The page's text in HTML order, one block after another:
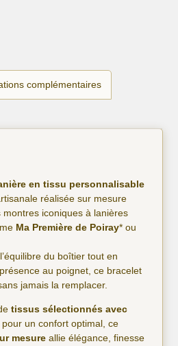
complémentaires
en tissu personnalisable
réalisée sur mesure
iconiques à lanières
Ma Première de Poiray* ou
du boîtier tout en
au poignet, ce bracelet
jamais la remplacer.
tissus sélectionnés avec
un confort optimal, ce
mesure allie élégance, finesse